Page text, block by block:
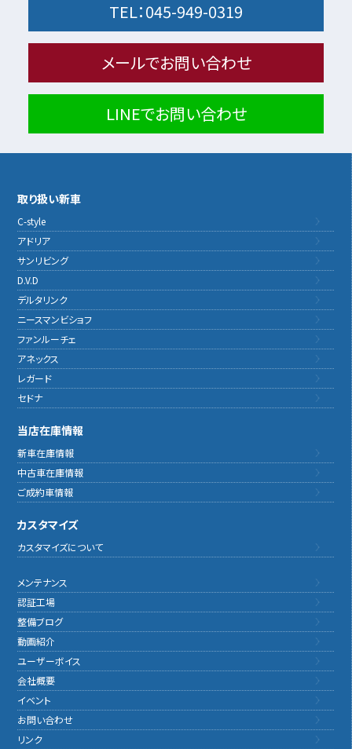
TEL：045-949-0319
メールでお問い合わせ
LINEでお問い合わせ
取り扱い新車
C-style
アドリア
サンリビング
D.V.D
デルタリンク
ニースマンビショフ
ファンルーチェ
アネックス
レガード
セドナ
当店在庫情報
新車在庫情報
中古車在庫情報
ご成約車情報
カスタマイズ
カスタマイズについて
メンテナンス
認証工場
整備ブログ
動画紹介
ユーザーボイス
会社概要
イベント
お問い合わせ
リンク